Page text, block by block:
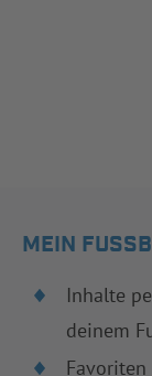
MEIN
Inhalte
deinem